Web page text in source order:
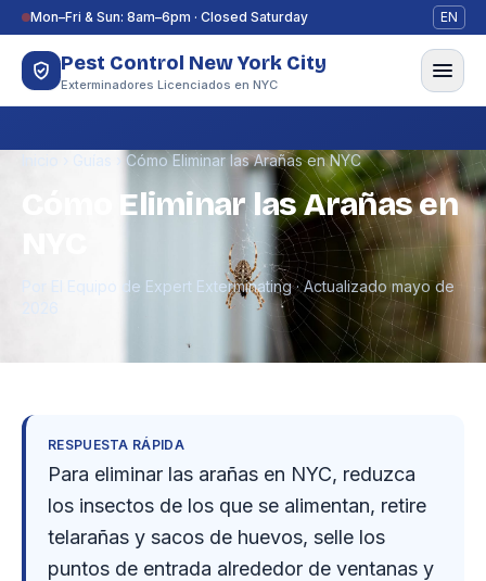
Saltar al contenido
Mon–Fri & Sun: 8am–6pm · Closed Saturday EN
Pest Control New York City
Exterminadores Licenciados en NYC
Cómo Eliminar las Arañas en NYC
Cómo Eliminar las Arañas en
Por El Equipo de Expert Exterminating · Actualizado mayo de
RESPUESTA RÁPIDA
Para eliminar las arañas en NYC, reduzca
los insectos de los que se alimentan, retire
telarañas y sacos de huevos, selle los
puntos de entrada alrededor de ventanas y